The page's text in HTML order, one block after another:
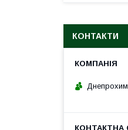
КОНТАКТИ
Днепрохим